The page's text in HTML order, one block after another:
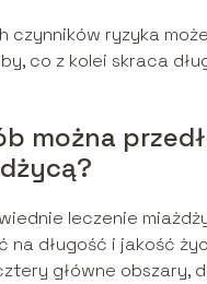
czynników ryzyka
co z kolei skraca
można
leczenie
na długość i jakość
główne obszary,